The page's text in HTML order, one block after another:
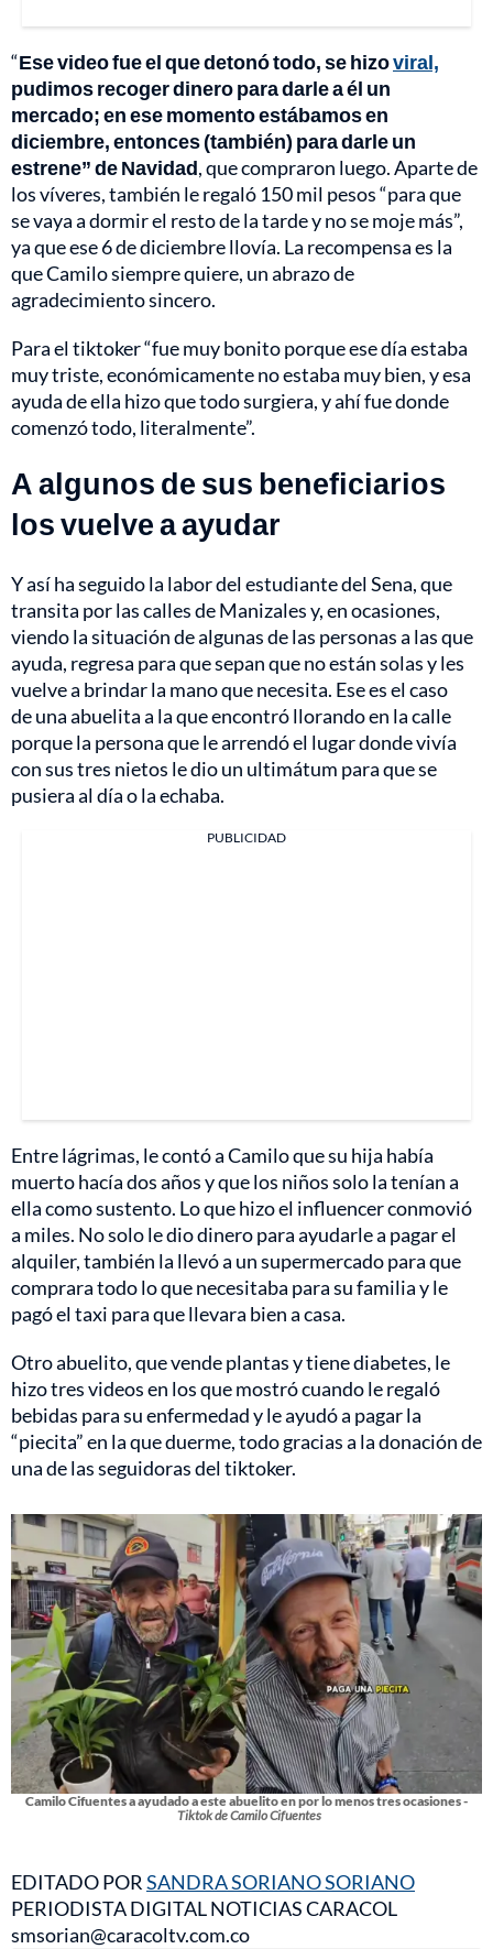
“Ese video fue el que detonó todo, se hizoviral,
pudimos recoger dinero para darle a él un
mercado; en ese momento estábamos en
diciembre, entonces (también) para darle un
estrene” de Navidad, que compraron luego. Aparte de
los víveres, también le regaló 150 mil pesos “para que
se vaya a dormir el resto de la tarde y no se moje más”,
ya que ese 6 de diciembre llovía. La recompensa es la
que Camilo siempre quiere, un abrazo de
agradecimiento sincero.
Para el tiktoker “fue muy bonito porque ese día estaba
muy triste, económicamente no estaba muy bien, y esa
ayuda de ella hizo que todo surgiera, y ahí fue donde
comenzó todo, literalmente”.
A algunos de sus beneficiarios
los vuelve a ayudar
Y así ha seguido la labor del estudiante del Sena, que
transita por las calles de Manizales y, en ocasiones,
viendo la situación de algunas de las personas a las que
ayuda, regresa para que sepan que no están solas y les
vuelve a brindar la mano que necesita. Ese es el caso
de una abuelita a la que encontró llorando en la calle
porque la persona que le arrendó el lugar donde vivía
con sus tres nietos le dio un ultimátum para que se
pusiera al día o la echaba.
PUBLICIDAD
Entre lágrimas, le contó a Camilo que su hija había
muerto hacía dos años y que los niños solo la tenían a
ella como sustento. Lo que hizo el influencer conmovió
a miles. No solo le dio dinero para ayudarle a pagar el
alquiler, también la llevó a un supermercado para que
comprara todo lo que necesitaba para su familia y le
pagó el taxi para que llevara bien a casa.
Otro abuelito, que vende plantas y tiene diabetes, le
hizo tres videos en los que mostró cuando le regaló
bebidas para su enfermedad y le ayudó a pagar la
“piecita” en la que duerme, todo gracias a la donación de
una de las seguidoras del tiktoker.
Camilo Cifuentes a ayudado a este abuelito en por lo menos tres ocasiones -
Tiktok de Camilo Cifuentes
EDITADO PORSANDRA SORIANO SORIANO
PERIODISTA DIGITAL NOTICIAS CARACOL
smsorian@caracoltv.com.co